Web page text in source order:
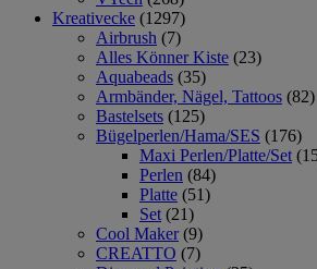
Kreativecke (1297)
Airbrush (7)
Alles Könner Kiste (23)
Aquabeads (35)
Armbänder, Nägel, Tattoos (82)
Bastelsets (125)
Bügelperlen/Hama/SES (176)
Maxi Perlen/Platte/Set
Perlen (84)
Platte (51)
Set (21)
Cool Maker (9)
CREATTO (7)